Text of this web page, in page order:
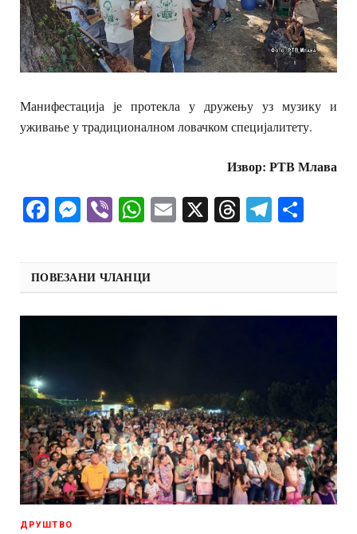
Манифестација је протекла у дружењу уз музику и
уживање у традиционалном ловачком специјалитету.
Извор: РТВ Млава
Facebook
Messenger
ViberWhatsApp
Email
X Threads
ПОВЕЗАНИ ЧЛАНЦИ
ДРУШТВО